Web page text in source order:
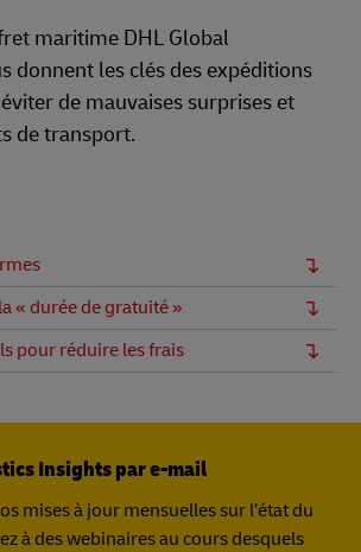
maritime DHL Global
donnent les clés des expéditions
de mauvaises surprises et
de transport.
« durée de gratuité »
pour réduire les frais
Insights par e-mail
mises à jour mensuelles sur l’état du
à des webinaires au cours desquels